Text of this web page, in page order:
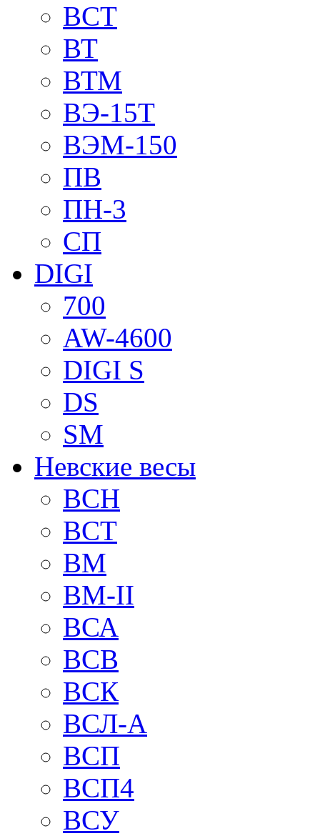
ВСТ
ВТ
ВТМ
ВЭ-15Т
ВЭМ-150
ПВ
ПН-3
СП
DIGI
700
AW-4600
DIGI S
DS
SM
Невские весы
BCH
BCT
BM
BM-II
ВСА
ВСВ
ВСК
ВСЛ-А
ВСП
ВСП4
ВСУ